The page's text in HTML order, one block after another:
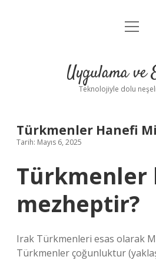
Anasayfa
Yasal Uyarı
menüyü
Uygulama ve
Teknolojiyle dolu
Türkmenler Hanefi Mi
Tarih: Mayıs 6, 2025
Türkmenler
mezheptir?
Irak Türkmenleri esas olarak
Türkmenler çoğunluktur